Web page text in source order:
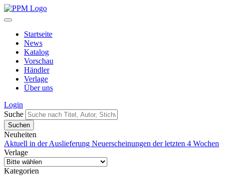
Startseite
News
Katalog
Vorschau
Händler
Verlage
Über uns
Login
Suche
Neuheiten
Aktuell in der Auslieferung Neuerscheinungen der letzten 4 Wochen
Verlage
Kategorien